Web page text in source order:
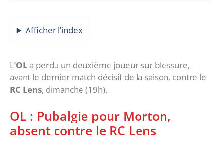
Afficher l’index
L’OL a perdu un deuxième joueur sur blessure,
avant le dernier match décisif de la saison, contre le
RC Lens, dimanche (19h).
OL : Pubalgie pour Morton,
absent contre le RC Lens